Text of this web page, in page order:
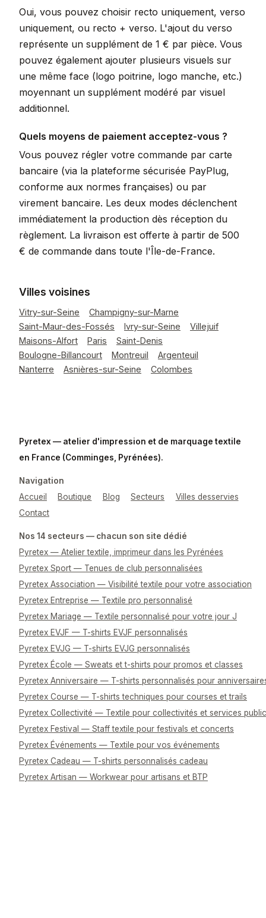
Oui, vous pouvez choisir recto uniquement, verso
uniquement, ou recto + verso. L'ajout du verso
représente un supplément de 1 € par pièce. Vous
pouvez également ajouter plusieurs visuels sur
une même face (logo poitrine, logo manche, etc.)
moyennant un supplément modéré par visuel
additionnel.
Quels moyens de paiement acceptez-vous ?
Vous pouvez régler votre commande par carte
bancaire (via la plateforme sécurisée PayPlug,
conforme aux normes françaises) ou par
virement bancaire. Les deux modes déclenchent
immédiatement la production dès réception du
règlement. La livraison est offerte à partir de 500
€ de commande dans toute l'Île-de-France.
Villes voisines
Vitry-sur-Seine
Champigny-sur-Marne
Saint-Maur-des-Fossés
Ivry-sur-Seine
Villejuif
Maisons-Alfort
Paris
Saint-Denis
Boulogne-Billancourt
Montreuil
Argenteuil
Nanterre
Asnières-sur-Seine Colombes
Pyretex — atelier d'impression et de marquage textile
en France (Comminges, Pyrénées).
Navigation
Accueil
Boutique Blog Secteurs
Villes desservies
Contact
Nos 14 secteurs — chacun son site dédié
Pyretex — Atelier textile, imprimeur dans les Pyrénées
Pyretex Sport — Tenues de club personnalisées
Pyretex Association — Visibilité textile pour votre association
Pyretex Entreprise — Textile pro personnalisé
Pyretex Mariage — Textile personnalisé pour votre jour J
Pyretex EVJF — T-shirts EVJF personnalisés
Pyretex EVJG — T-shirts EVJG personnalisés
Pyretex École — Sweats et t-shirts pour promos et classes
Pyretex Anniversaire — T-shirts personnalisés pour
Pyretex Course — T-shirts techniques pour courses et trails
Pyretex Collectivité — Textile pour collectivités et services
Pyretex Festival — Staff textile pour festivals et concerts
Pyretex Événements — Textile pour vos événements
Pyretex Cadeau — T-shirts personnalisés cadeau
Pyretex Artisan — Workwear pour artisans et BTP